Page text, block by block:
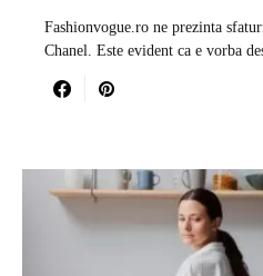
Fashionvogue.ro ne prezinta
Chanel. Este evident ca e vorba